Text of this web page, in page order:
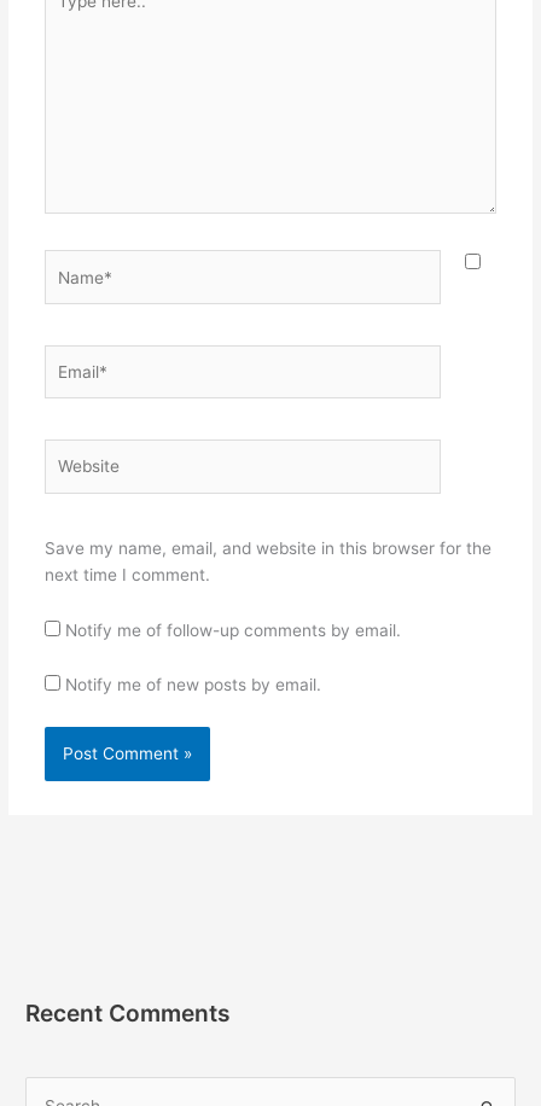
here..
Save my name, email, and website in this browser for the
next time I comment.
Notify me of follow-up comments by email.
Notify me of new posts by email.
Recent Comments